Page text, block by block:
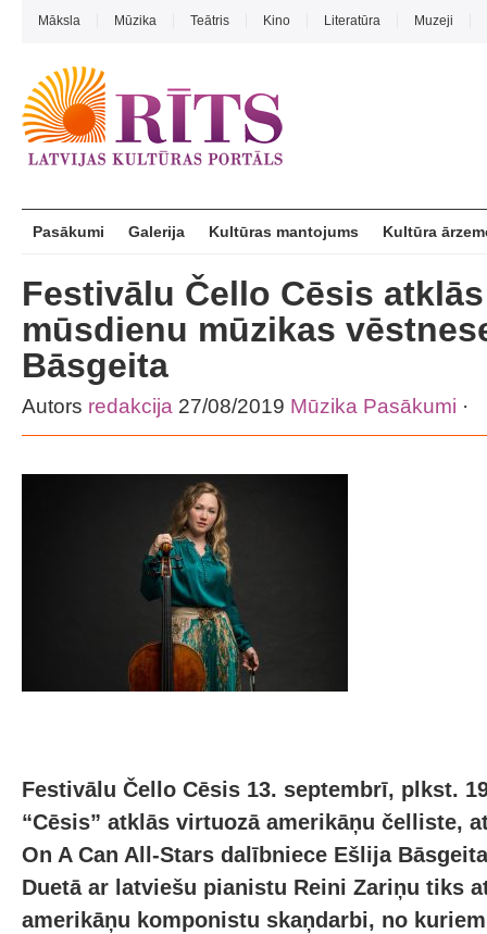
Māksla Mūzika Teātris Kino Literatūra Muzeji
Pasākumi Galerija Kultūras mantojums Kultūra
Festivālu Čello Cēsis
mūsdienu mūzikas
Bāsgeita
Autors redakcija 27/08/2019 Mūzika Pasākumi ·
Festivālu Čello Cēsis 13. septembrī, plkst.
“Cēsis” atklās virtuozā amerikāņu čelliste,
On A Can All-Stars dalībniece Ešlija
Duetā ar latviešu pianistu Reini Zariņu tiks
amerikāņu komponistu skaņdarbi, no